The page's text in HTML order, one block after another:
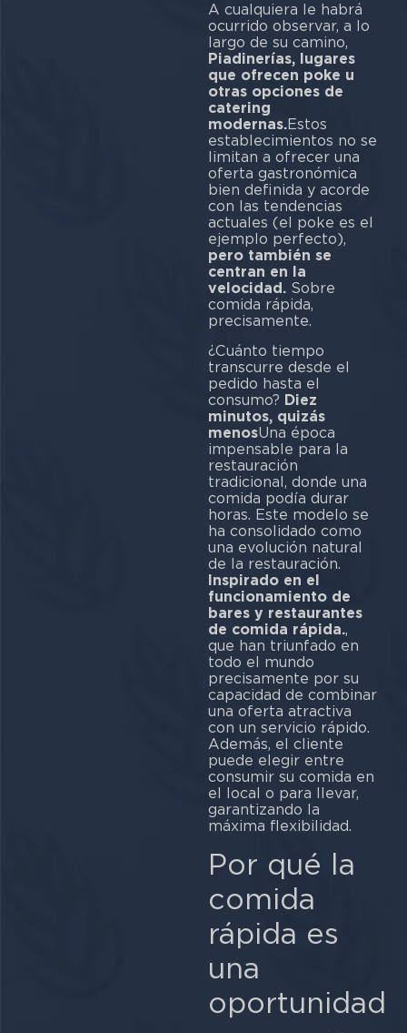
A cualquiera le habrá
ocurrido observar, a lo
largo de su camino,
Piadinerías, lugares
que ofrecen poke u
otras opciones de
catering
modernas.Estos
establecimientos no se
limitan a ofrecer una
oferta gastronómica
bien definida y acorde
con las tendencias
actuales (el poke es el
ejemplo perfecto),
pero también se
centran en la
velocidad. Sobre
comida rápida,
precisamente.
¿Cuánto tiempo
transcurre desde el
pedido hasta el
consumo? Diez
minutos, quizás
menosUna época
impensable para la
restauración
tradicional, donde una
comida podía durar
horas. Este modelo se
ha consolidado como
una evolución natural
de la restauración.
Inspirado en el
funcionamiento de
bares y restaurantes
de comida rápida.,
que han triunfado en
todo el mundo
precisamente por su
capacidad de combinar
una oferta atractiva
con un servicio rápido.
Además, el cliente
puede elegir entre
consumir su comida en
el local o para llevar,
garantizando la
máxima flexibilidad.
Por qué la
comida
rápida es
una
oportunidad